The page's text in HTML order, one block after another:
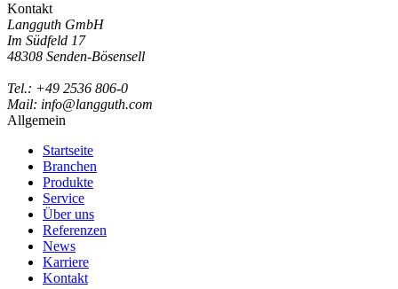
Kontakt
Langguth GmbH
Im Südfeld 17
48308 Senden-Bösensell
Tel.: +49 2536 806-0
Mail: info@langguth.com
Allgemein
Startseite
Branchen
Produkte
Service
Über uns
Referenzen
News
Karriere
Kontakt